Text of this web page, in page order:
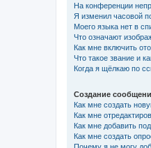
На конференции
Я изменил часовой
Моего языка нет в
Что означают
Как мне включить
Что такое звание и
Когда я щёлкаю по
Создание
Как мне создать
Как мне
Как мне добавить
Как мне создать
Почему я не могу